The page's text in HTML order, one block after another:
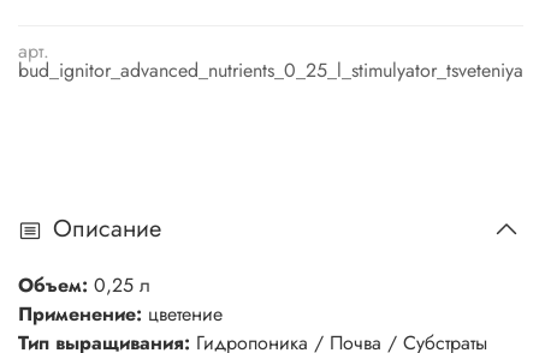
арт.
bud_ignitor_advanced_nutrients_0_25_l_stimulyator_tsveteniya
Описание
Объем: 0,25 л
Применение: цветение
Тип выращивания: Гидропоника / Почва / Субстраты